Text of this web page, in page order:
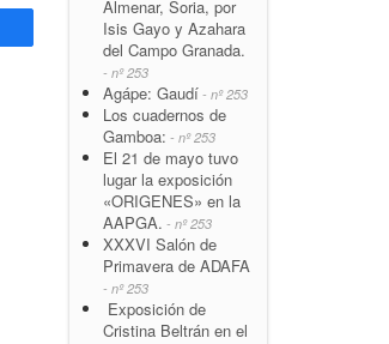
Almenar, Soria, por
Isis Gayo y Azahara
del Campo Granada.
- nº 253
Agápe: Gaudí - nº 253
Los cuadernos de
Gamboa: - nº 253
El 21 de mayo tuvo
lugar la exposición
«ORIGENES» en la
AAPGA. - nº 253
XXXVI Salón de
Primavera de ADAFA
- nº 253
Exposición de
Cristina Beltrán en el